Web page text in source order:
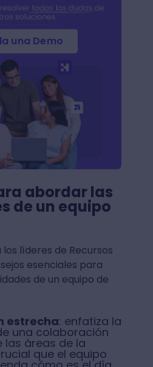
una Demo
abordar las
de un equipo
líderes de Recursos
esenciales para
de un equipo de
estrecha: enfatiza la
una colaboración
las áreas de la
que el equipo